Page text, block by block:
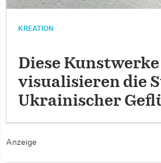
KREATION
Diese Kunstwerke
visualisieren die
Ukrainischer
Anzeige